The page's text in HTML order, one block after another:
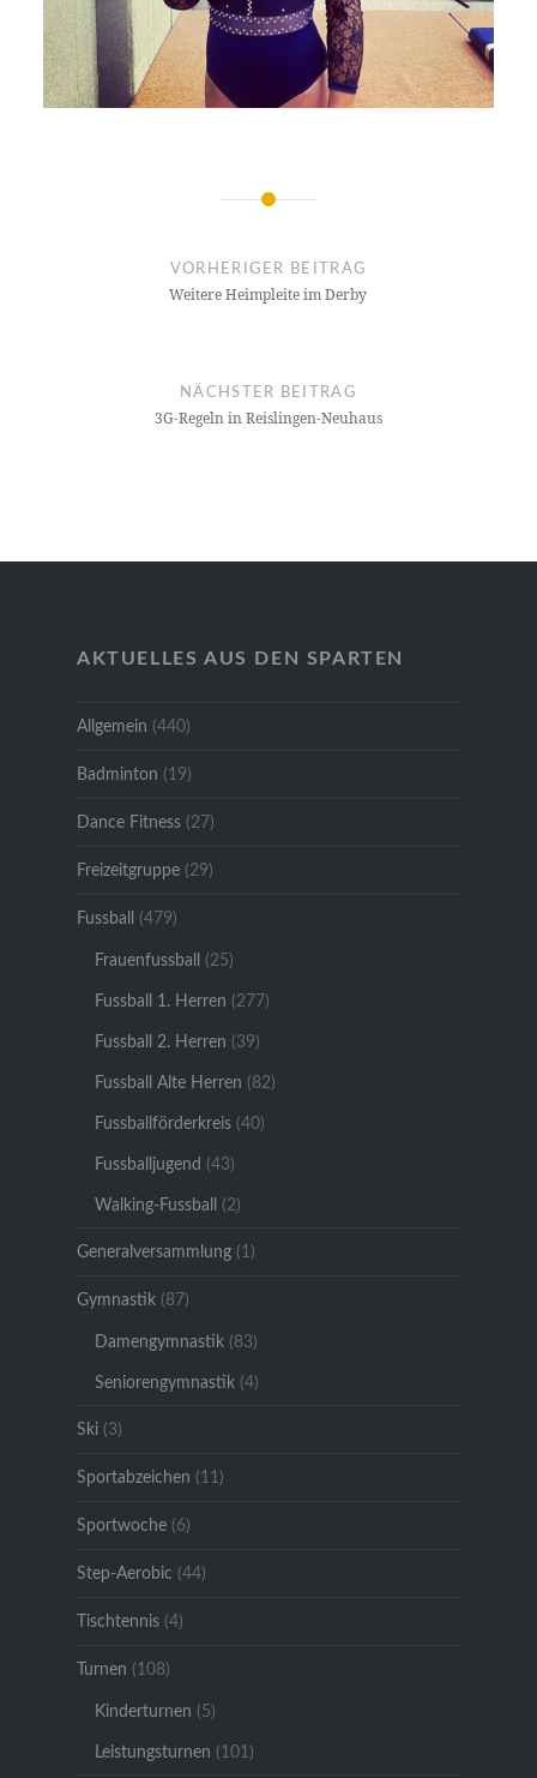
Beitragsnavigation
VORHERIGER BEITRAG
Weitere Heimpleite im Derby
NÄCHSTER BEITRAG
3G-Regeln in Reislingen-Neuhaus
AKTUELLES AUS DEN SPARTEN
Allgemein (440)
Badminton (19)
Dance Fitness(27)
Freizeitgruppe(29)
Fussball (479)
Frauenfussball (25)
Fussball 1. Herren (277)
Fussball 2. Herren (39)
Fussball Alte Herren (82)
Fussballförderkreis(40)
Fussballjugend (43)
Walking-Fussball (2)
Generalversammlung(1)
Gymnastik(87)
Damengymnastik(83)
Seniorengymnastik(4)
Ski(3)
Sportabzeichen (11)
Sportwoche(6)
Step-Aerobic (44)
Tischtennis(4)
Turnen (108)
Kinderturnen (5)
Leistungsturnen (101)